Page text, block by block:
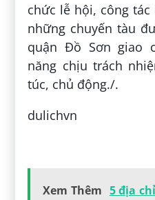
chức lễ hội, công
những chuyến tàu
quận Đồ Sơn giao
năng chịu trách
túc, chủ động./.
dulichvn
Xem Thêm 5 địa